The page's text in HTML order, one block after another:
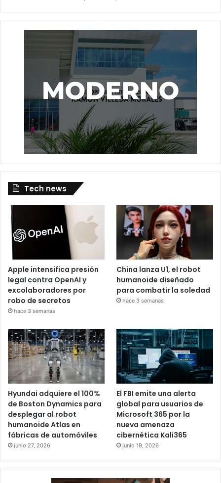
Tech news
Apple intensifica presión
legal contra OpenAI y
excolaboradores por
robo de secretos
hace 3 semanas
China lanza U1, el robot
humanoide diseñado
para combatir la soledad
hace 3 semanas
Hyundai adquiere el 100%
de Boston Dynamics para
desplegar al robot
humanoide Atlas en
fábricas de automóviles
junio 27, 2026
El FBI emite una alerta
global para usuarios de
Microsoft 365 por la
nueva amenaza
cibernética Kali365
junio 19, 2026